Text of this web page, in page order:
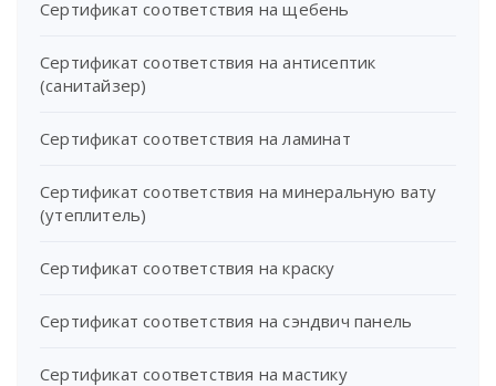
Сертификат соответствия на щебень
Сертификат соответствия на антисептик
(санитайзер)
Сертификат соответствия на ламинат
Сертификат соответствия на минеральную вату
(утеплитель)
Сертификат соответствия на краску
Сертификат соответствия на сэндвич панель
Сертификат соответствия на мастику